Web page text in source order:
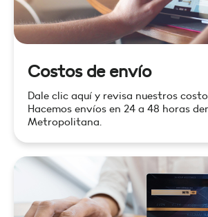
Costos de envío
Dale clic aquí y revisa nuestros
Hacemos envíos en 24 a 48 horas
Metropolitana.